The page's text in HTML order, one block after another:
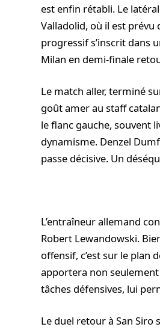
est enfin rétabli. Le
Valladolid, où il est
progressif s’inscrit dans
Milan en demi-finale
Le match aller, terminé
goût amer au staff
le flanc gauche, souvent
dynamisme. Denzel
passe décisive. Un
L’entraîneur allemand
Robert Lewandowski.
offensif, c’est sur le plan
apportera non
tâches défensives, lui
Le duel retour à San Siro